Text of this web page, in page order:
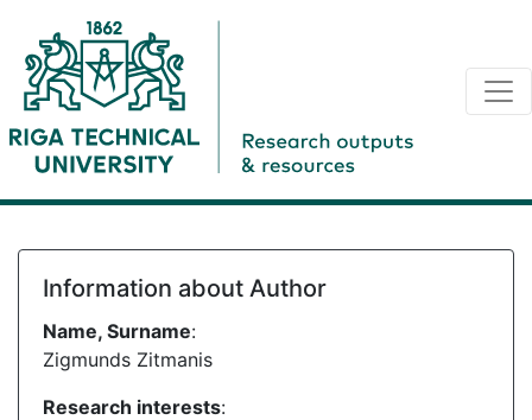
Information about Author
Name, Surname:
Zigmunds Zitmanis
Research interests: